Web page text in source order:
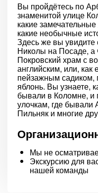
Вы пройдётесь по
знаменитой улице
какие
какие необычные
Здесь же вы увидите
Николы на Посаде,
Покровский храм с
английским, или,
пейзажным садиком,
яблонь. Вы узнаете,
бывали в Коломне, и
улочкам, где
Пильняк и многие
Мы не
Экскурсию для
нашей команды